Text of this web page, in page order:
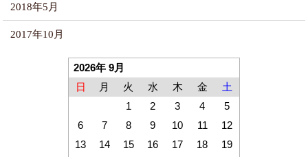
2018年5月
2017年10月
2026年 9月
日
月 火 水 木 金
土
1
2 3 4
5
6
7 8 9 10 11
12
13
14 15 16 17 18
19